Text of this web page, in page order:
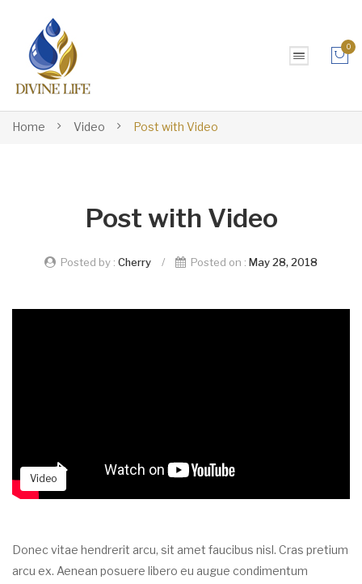
0
Home Video Post with Video
Post with Video
Posted by : Cherry / Posted on : May 28, 2018
Video
Donec vitae hendrerit arcu, sit amet faucibus nisl. Cras pretium
arcu ex. Aenean posuere libero eu augue condimentum